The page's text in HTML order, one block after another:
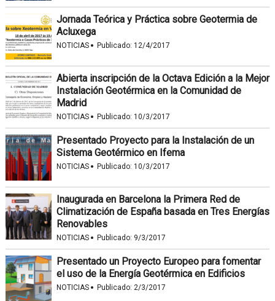
Jornada Teórica y Práctica sobre Geotermia de
Acluxega
NOTICIAS · Publicado: 12/4/2017
Abierta inscripción de la Octava Edición a la Mejor
Instalación Geotérmica en la Comunidad de
Madrid
NOTICIAS · Publicado: 10/3/2017
Presentado Proyecto para la Instalación de un
Sistema Geotérmico en Ifema
NOTICIAS · Publicado: 10/3/2017
Inaugurada en Barcelona la Primera Red de
Climatización de España basada en Tres Energías
Renovables
NOTICIAS · Publicado: 9/3/2017
Presentado un Proyecto Europeo para fomentar
el uso de la Energía Geotérmica en Edificios
NOTICIAS · Publicado: 2/3/2017